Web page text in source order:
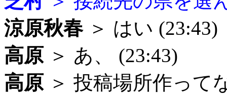
涼原秋春＞ はい (23:43)
高原 ＞ あ、 (23:43)
高原 ＞ 投稿場所作って